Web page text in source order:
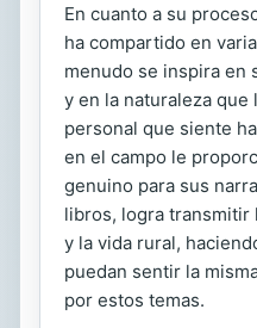
En cuanto a su
ha compartido en
menudo se inspira en
y en la naturaleza que
personal que siente
en el campo le
genuino para sus
libros, logra transmitir
y la vida rural,
puedan sentir la
por estos temas.